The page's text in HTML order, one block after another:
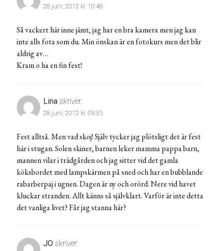
28 juni, 2012 kl. 10:48
Så vackert här inne jämt, jag har en bra kamera men jag kan
inte alls fota som du. Min önskan är en fotokurs men det blir
aldrig av…
Kram o ha en fin fest!
Lina skriver:
28 juni, 2012 kl. 09:35
Fest alltså. Men vad skoj! Själv tycker jag plötsligt det är fest
här i stugan. Solen skiner, barnen leker mamma pappa barn,
mannen vilar i trädgården och jag sitter vid det gamla
köksbordet med lampskärmen på sned och har en bubblande
rabarberpaj i ugnen. Dagen är ny och orörd. Nere vid havet
kluckar stranden. Allt känns så självklart. Varför är inte detta
det vanliga livet? Får jag stanna här?
JO skriver: